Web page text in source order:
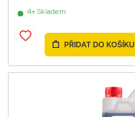
4+ Skladem
PŘIDAT DO KOŠÍKU